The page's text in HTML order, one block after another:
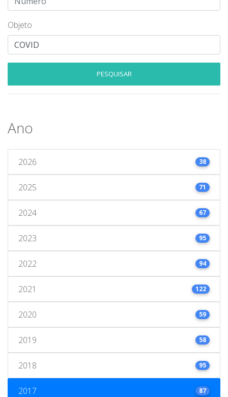
Objeto
PESQUISAR
Ano
2026 38
2025 71
2024 67
2023 95
2022 94
2021 122
2020 59
2019 58
2018 95
2017 87